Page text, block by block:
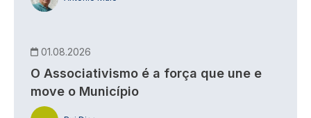
01.08.2026
O Associativismo é a força que une e
move o Município